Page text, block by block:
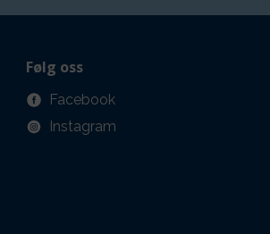
Følg oss
Facebook
Instagram